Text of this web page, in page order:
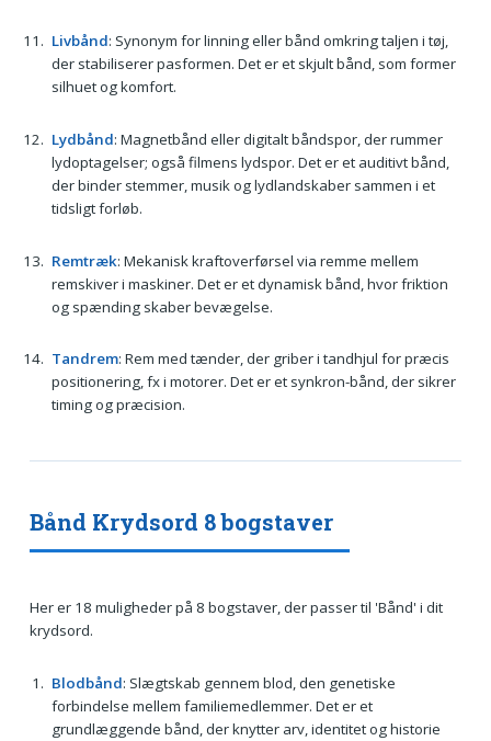
Livbånd: Synonym for linning eller bånd omkring taljen i tøj,
der stabiliserer pasformen. Det er et skjult bånd, som former
silhuet og komfort.
Lydbånd: Magnetbånd eller digitalt båndspor, der rummer
lydoptagelser; også filmens lydspor. Det er et auditivt bånd,
der binder stemmer, musik og lydlandskaber sammen i et
tidsligt forløb.
Remtræk: Mekanisk kraftoverførsel via remme mellem
remskiver i maskiner. Det er et dynamisk bånd, hvor friktion
og spænding skaber bevægelse.
Tandrem: Rem med tænder, der griber i tandhjul for præcis
positionering, fx i motorer. Det er et synkron-bånd, der sikrer
timing og præcision.
Bånd Krydsord 8 bogstaver
Her er 18 muligheder på 8 bogstaver, der passer til 'Bånd' i dit
krydsord.
Blodbånd: Slægtskab gennem blod, den genetiske
forbindelse mellem familiemedlemmer. Det er et
grundlæggende bånd, der knytter arv, identitet og historie